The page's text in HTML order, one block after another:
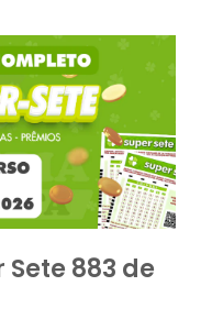
883 de